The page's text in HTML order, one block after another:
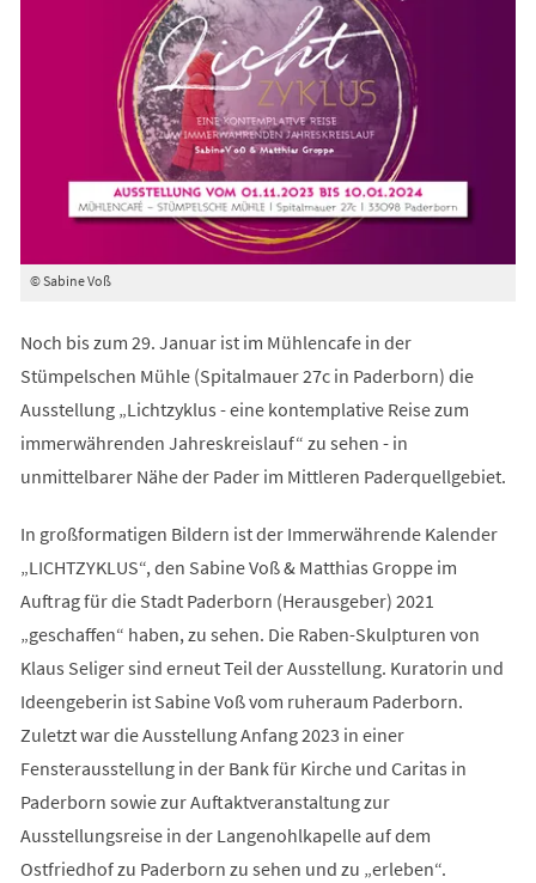
© Sabine Voß
Noch bis zum 29. Januar ist im Mühlencafe in der
Stümpelschen Mühle (Spitalmauer 27c in Paderborn) die
Ausstellung „Lichtzyklus - eine kontemplative Reise zum
immerwährenden Jahreskreislauf“ zu sehen - in
unmittelbarer Nähe der Pader im Mittleren Paderquellgebiet.
In großformatigen Bildern ist der Immerwährende Kalender
„LICHTZYKLUS“, den Sabine Voß & Matthias Groppe im
Auftrag für die Stadt Paderborn (Herausgeber) 2021
„geschaffen“ haben, zu sehen. Die Raben-Skulpturen von
Klaus Seliger sind erneut Teil der Ausstellung. Kuratorin und
Ideengeberin ist Sabine Voß vom ruheraum Paderborn.
Zuletzt war die Ausstellung Anfang 2023 in einer
Fensterausstellung in der Bank für Kirche und Caritas in
Paderborn sowie zur Auftaktveranstaltung zur
Ausstellungsreise in der Langenohlkapelle auf dem
Ostfriedhof zu Paderborn zu sehen und zu „erleben“.